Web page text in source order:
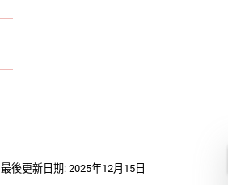
最後更新日期: 2025年12月15日